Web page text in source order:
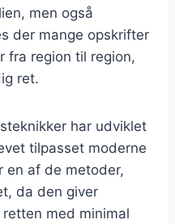
men også
der mange opskrifter
fra region til region,
ret.
har udviklet
tilpasset moderne
en af de metoder,
da den giver
med minimal